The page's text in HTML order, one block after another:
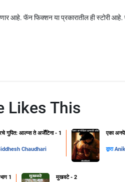
आहे. फॅन फिक्शन या प्रकारातील ही स्टोरी आहे.
Likes This
गुपित: आल्प्स ते अर्जेंटिना - 1
Chaudhari
एका
द्वारा
1 मुखवटे - 2